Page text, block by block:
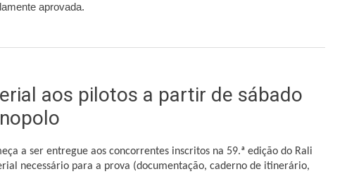
aprovada.
os pedidos de acreditação para a comunicação social
aos pilotos a partir de sábado
a ser entregue aos concorrentes inscritos na 59.ª edição do Rali
necessário para a prova (documentação, caderno de itinerário,